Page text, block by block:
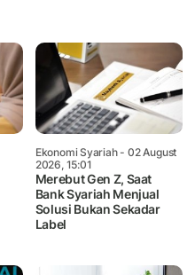
Ekonomi Syariah- 02 August
2026, 15:01
Merebut Gen Z, Saat
Bank Syariah Menjual
Solusi Bukan Sekadar
Label